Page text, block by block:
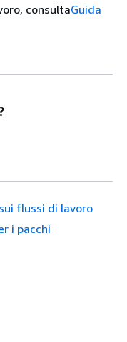
consultaGuida
flussi di lavoro
i pacchi